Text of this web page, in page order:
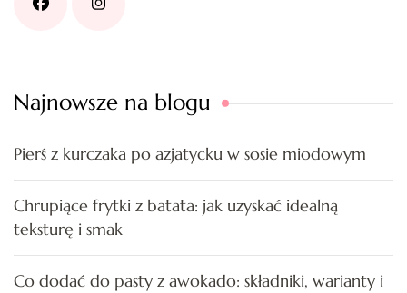
Najnowsze na blogu
Pierś z kurczaka po azjatycku w sosie miodowym
Chrupiące frytki z batata: jak uzyskać idealną
teksturę i smak
Co dodać do pasty z awokado: składniki, warianty i